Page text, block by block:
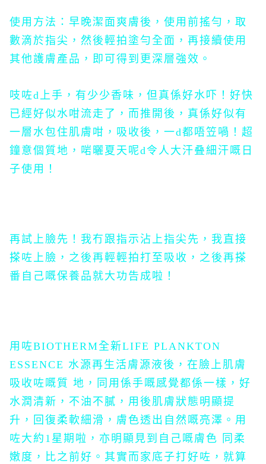
使用方法：早晚潔面爽膚後，使用前搖勻，取
數滴於指尖，然後輕拍塗勻全面，再接續使用
其他護膚產品，即可得到更深層強效。
吱咗d上手， 有少少香味，但真係好水吓！好快
已經好似水咁流走了，而推開後，真係好似有
一層水包住肌膚咁，吸收後，一d都唔笠喎！超
鐘意個質地，啱曬夏天呢d令人大汗叠細汗嘅日
子使用！
再試上臉先！我冇跟指示沾上指尖先，我直接
搽咗上臉，之後再輕輕拍打至吸收，之後再搽
番自己嘅保養品就大功告成啦！
用咗BIOTHERM全新LIFE PLANKTON
ESSENCE 水源再生活膚源液後，在臉上肌膚
吸收咗嘅質 地，同用係手嘅感覺都係一樣，好
水潤清新，不油不膩，用後肌膚狀態明顯提
升，回復柔軟細滑，膚色透出自然嘅亮澤。用
咗大約1星期啦，亦明顯見到自己嘅膚色 同柔
嫩度，比之前好。其實而家底子打好咗，就算